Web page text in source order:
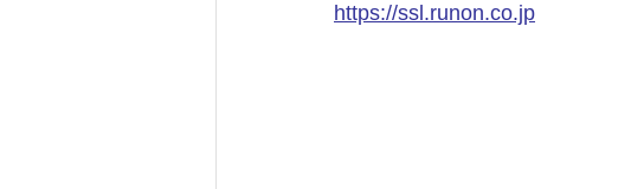
https://ssl.runon.co.jp